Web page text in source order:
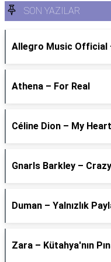
SON YAZILAR
Allegro Music Official
Athena – For Real
Céline Dion – My
Gnarls Barkley – Crazy
Duman – Yalnızlık
Zara – Kütahya'nın